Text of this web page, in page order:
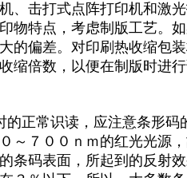
、击打式点阵打印机和激
物特点，考虑制版工艺。
的偏差。对印刷热收缩包
缩倍数，以便在制版时进行
的正常识读，应注意条形
～７００ｎｍ的红光光源
条码表面，所起到的反射